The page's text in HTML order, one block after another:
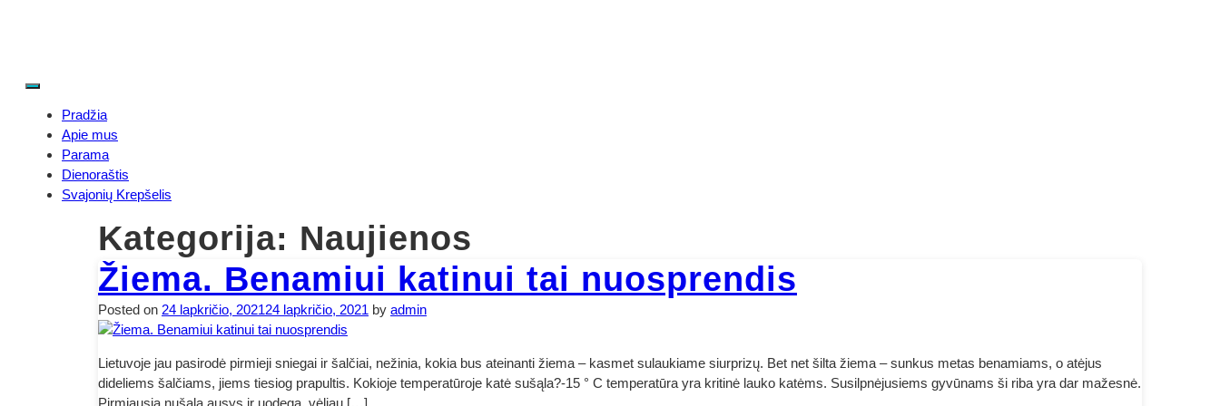
Menu
Pradžia
Apie mus
Parama
Dienoraštis
Svajonių Krepšelis
Kategorija: Naujienos
Žiema. Benamiui katinui tai nuosprendis
Posted on 24 lapkričio, 202124 lapkričio, 2021 by admin
Lietuvoje jau pasirodė pirmieji sniegai ir šalčiai, nežinia, kokia bus ateinanti žiema – kasmet sulaukiame siurprizų. Bet net šilta žiema – sunkus metas benamiams, o atėjus
dideliems šalčiams, jiems tiesiog prapultis. Kokioje temperatūroje katė sušąla?-15 ° C temperatūra yra kritinė lauko katėms. Susilpnėjusiems gyvūnams ši riba yra dar mažesnė.
Pirmiausia nušąla ausys ir uodega, vėliau […]